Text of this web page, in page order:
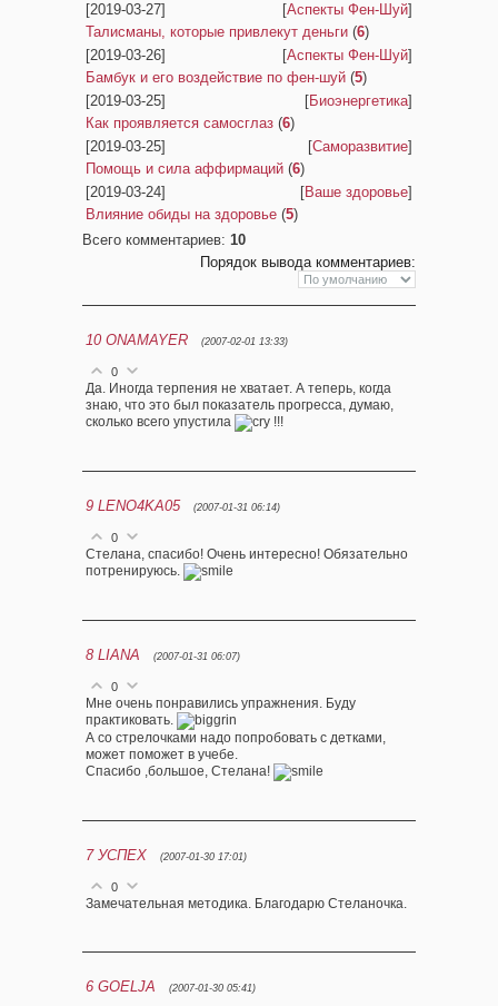
[2019-03-27]
[Аспекты Фен-Шуй]
Талисманы, которые привлекут деньги (6)
[2019-03-26]
[Аспекты Фен-Шуй]
Бамбук и его воздействие по фен-шуй (5)
[2019-03-25]
[Биоэнергетика]
Как проявляется самосглаз (6)
[2019-03-25]
[Саморазвитие]
Помощь и сила аффирмаций (6)
[2019-03-24]
[Ваше здоровье]
Влияние обиды на здоровье (5)
Всего комментариев: 10
Порядок вывода комментариев:
10 ONAMAYER (2007-02-01 13:33)
0
Да. Иногда терпения не хватает. А теперь, когда
знаю, что это был показатель прогресса, думаю,
сколько всего упустила
!!!
9 LENO4KA05 (2007-01-31 06:14)
0
Стелана, спасибо! Очень интересно! Обязательно
потренируюсь.
8 LIANA (2007-01-31 06:07)
0
Мне очень понравились упражнения. Буду
практиковать.
А со стрелочками надо попробовать с детками,
может поможет в учебе.
Спасибо ,большое, Стелана!
7 УСПЕХ (2007-01-30 17:01)
0
Замечательная методика. Благодарю Стеланочка.
6 GOELJA (2007-01-30 05:41)